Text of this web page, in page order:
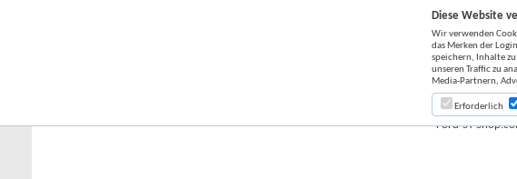
Ford-ST-
Diese Website
Wir verwenden
das Merken der
speichern, Inhalte
unseren Traffic zu
Media-Partnern,
Erforderlich